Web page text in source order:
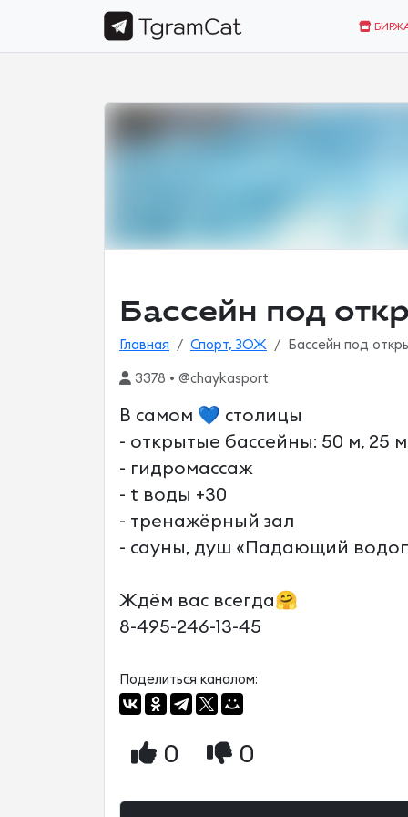
Бассейн под
Главная Спорт, ЗОЖ Бассейн под
3378 • @chaykasport
В самом 💙 столицы
- открытые бассейны: 50 м, 25
- гидромассаж
- t воды +30
- тренажёрный зал
- сауны, душ «Падающий
Ждём вас всегда🤗
8-495-246-13-45
Поделиться каналом:
0 0